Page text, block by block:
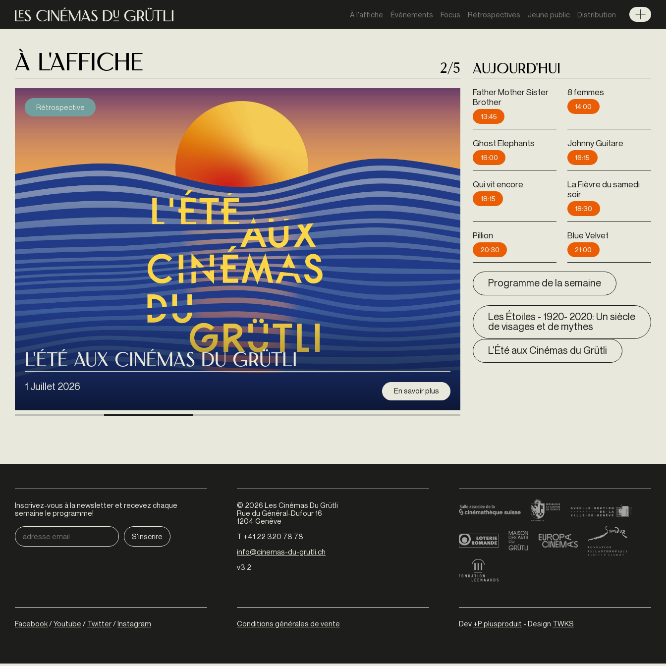
Aller au contenu principal
À l'affiche Évènements Focus Rétrospectives Jeune public Distribution
Menu
2/5
à l'affiche
L'été aux Cinémas du Grütli
1 Juillet 2026 En savoir plus
Rétrospective
Rétrospective
Rétrospective
Aujourd'hui
Father Mother Sister
Brother
13:45
8 femmes
14:00
Ghost Elephants
16:00
Johnny Guitare
16:15
Qui vit encore
18:15
La Fièvre du samedi
soir
18:30
Pillion
20:30
Blue Velvet
21:00
Programme de la semaine
Les Étoiles - 1920- 2020: Un siècle
de visages et de mythes
L'Été aux Cinémas du Grütli
Inscrivez-vous à la newsletter et recevez chaque
semaine le programme!
© 2026 Les Cinémas Du Grütli
Rue du Général-Dufour 16
1204 Genève
T +41 22 320 78 78
info@cinemas-du-grutli.ch
v3.2
Facebook /Youtube / Twitter /Instagram Conditions générales de vente Dev +P plusproduit - Design TWKS